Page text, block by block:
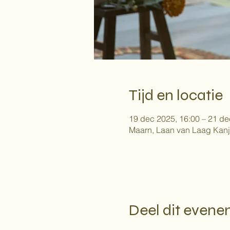
Tijd en locatie
19 dec 2025, 16:00 – 21
Maarn, Laan van Laag
Deel dit